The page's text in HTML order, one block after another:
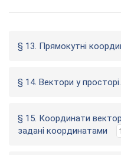
§ 13. Прямокутні
§ 14. Вектори у
§ 15. Координати
задані координатами